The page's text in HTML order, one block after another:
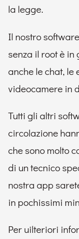
la legge.
Il nostro
senza il root è
anche le chat, le
videocamere in
Tutti gli altri
circolazione
che sono molto
di un tecnico
nostra app
in pochissimi
Per uilteriori